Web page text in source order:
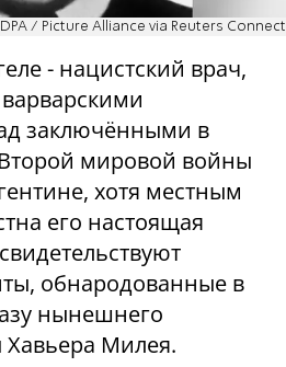
DPA / Picture Alliance via Reuters Connect
- нацистский врач,
заключёнными в
мировой войны
хотя местным
его настоящая
обнародованные в
нынешнего
Хавьера Милея.